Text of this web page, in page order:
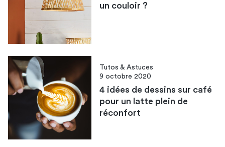
un couloir ?
Tutos & Astuces
9 octobre 2020
4 idées de dessins sur café
pour un latte plein de
réconfort